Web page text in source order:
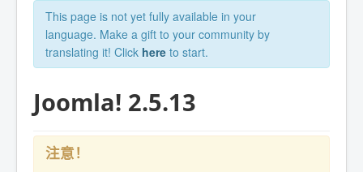
This page is not yet fully available in your
language. Make a gift to your community by
translating it! Click here to start.
Joomla! 2.5.13
注意！